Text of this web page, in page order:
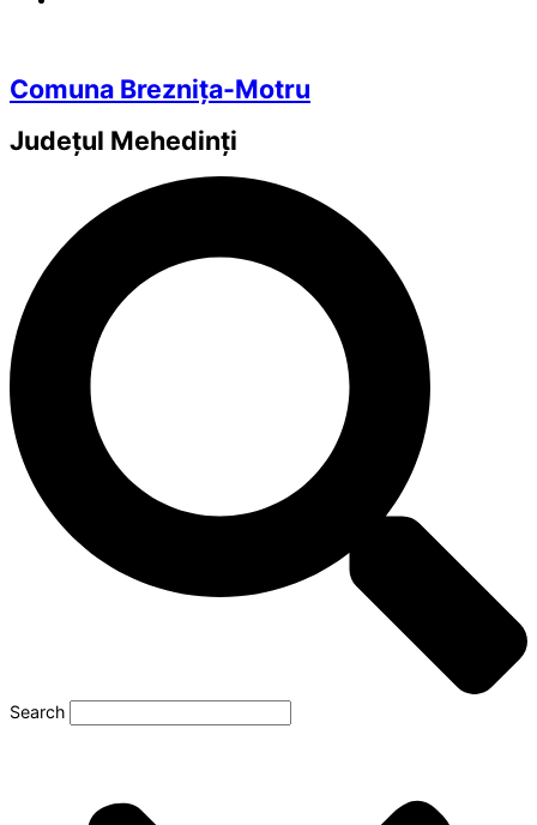
Comuna Breznița-Motru
Județul Mehedinți
Search